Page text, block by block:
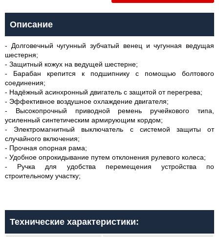
Описание
- Долговечный чугунный зубчатый венец и чугунная ведущая
шестерня;
- Защитный кожух на ведущей шестерне;
- Барабан крепится к подшипнику с помощью болтового
соединения;
- Надёжный асинхронный двигатель с защитой от перегрева;
- Эффективное воздушное охлаждение двигателя;
- Высокопрочный приводной ремень ручейкового типа,
усиленный синтетическим армирующим кордом;
- Электромагнитный выключатель с системой защиты от
случайного включения;
- Прочная опорная рама;
- Удобное опрокидывание путем отклонения рулевого колеса;
- Ручка для удобства перемещения устройства по
строительному участку;
Технические характеристики: